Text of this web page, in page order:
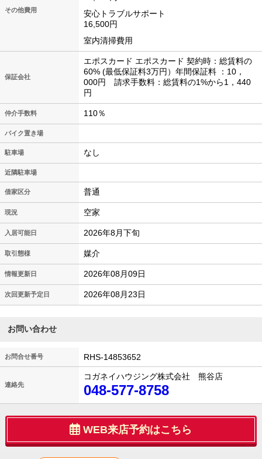
その他費用
安心トラブルサポート
16,500円
室内清掃費用
保証会社
エポスカード エポスカード 契約時：総賃料の
60% (最低保証料3万円）年間保証料 ：10，
000円 請求手数料：総賃料の1%から1，440
円
仲介手数料 110％
バイク置き場
駐車場 なし
近隣駐車場
借家区分 普通
現況 空家
入居可能日 2026年8月下旬
取引態様 媒介
情報更新日 2026年08月09日
次回更新予定日 2026年08月23日
お問い合わせ
お問合せ番号 RHS-14853652
連絡先
コガネイハウジング株式会社 熊谷店
048-577-8758
WEB来店予約はこちら